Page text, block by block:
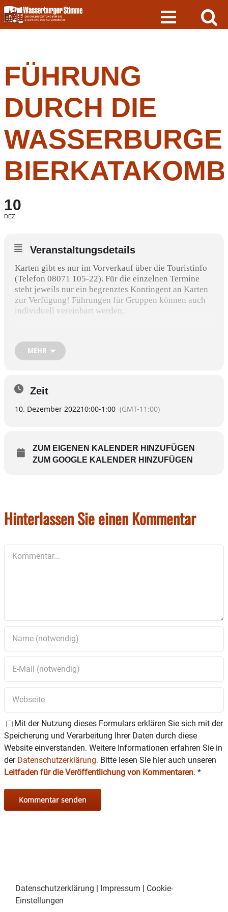
Skip
to
content
FÜHRUNG
DURCH DIE
10
DEZ
Veranstaltungsdetails
Karten gibt es nur im Vorverkauf über die Touristinfo
(Telefon 08071 105-22). Für die einzelnen Termine
steht jeweils nur ein begrenztes Kontingent an Karten
zur Verfügung! Führungen für Gruppen können auch
individuell vereinbart werden.
Samstag, 10. Dezember, 10 Uhr
Darüber hinaus können für Gruppen selbstverständlich
jederzeit individuelle Führungstermine vereinbart
werden.
MEHR
Zeit
10. Dezember 202210:00-1:00 (GMT-11:00)
ZUM EIGENEN KALENDER HINZUFÜGEN
ZUM GOOGLE KALENDER HINZUFÜGEN
Hinterlassen Sie einen Kommentar
Mit der Nutzung dieses Formulars erklären Sie sich mit der
Speicherung und Verarbeitung Ihrer Daten durch diese
Website einverstanden. Weitere Informationen erfahren Sie in
der Datenschutzerklärung. Bitte lesen Sie hier auch unseren
Leitfaden für die Veröffentlichung von Kommentaren. *
Datenschutzerklärung | Impressum | Cookie-
Einstellungen